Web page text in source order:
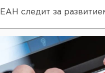
ЕАН следит за